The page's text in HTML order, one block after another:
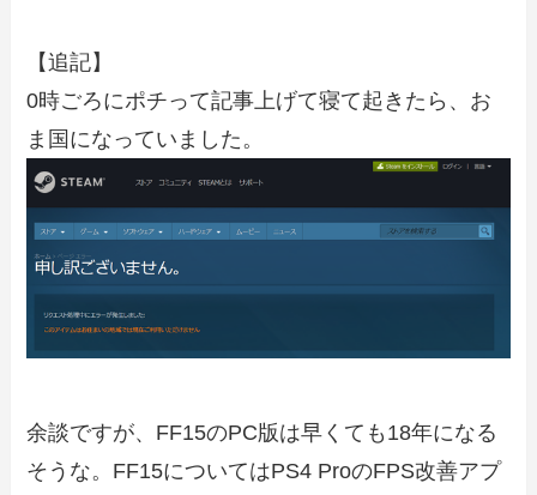
【追記】
0時ごろにポチって記事上げて寝て起きたら、お
ま国になっていました。
余談ですが、FF15のPC版は早くても18年になる
そうな。FF15についてはPS4 ProのFPS改善アプ